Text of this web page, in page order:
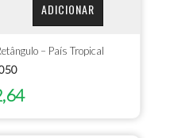
ADICIONAR
– País Tropical